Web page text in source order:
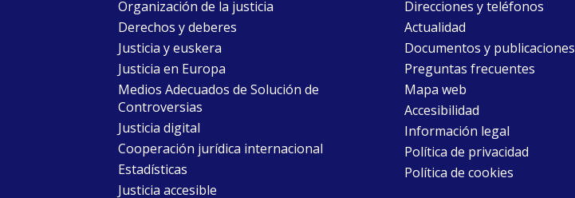
Organización de la justicia
Derechos y deberes
Justicia y euskera
Justicia en Europa
Medios Adecuados de Solución de
Controversias
Justicia digital
Cooperación jurídica internacional
Estadísticas
Justicia accesible
Direcciones y teléfonos
Actualidad
Documentos y publicaciones
Preguntas frecuentes
Mapa web
Accesibilidad
Información legal
Política de privacidad
Política de cookies